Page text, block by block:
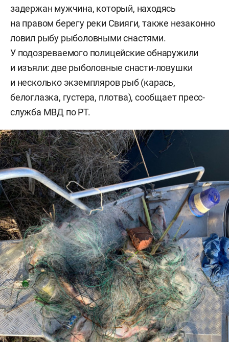
задержан мужчина, который, находясь
на правом берегу реки Свияги, также незаконно
ловил рыбу рыболовными снастями.
У подозреваемого полицейские обнаружили
и изъяли: две рыболовные снасти-ловушки
и несколько экземпляров рыб (карась,
белоглазка, густера, плотва), сообщает пресс-
служба МВД по РТ.